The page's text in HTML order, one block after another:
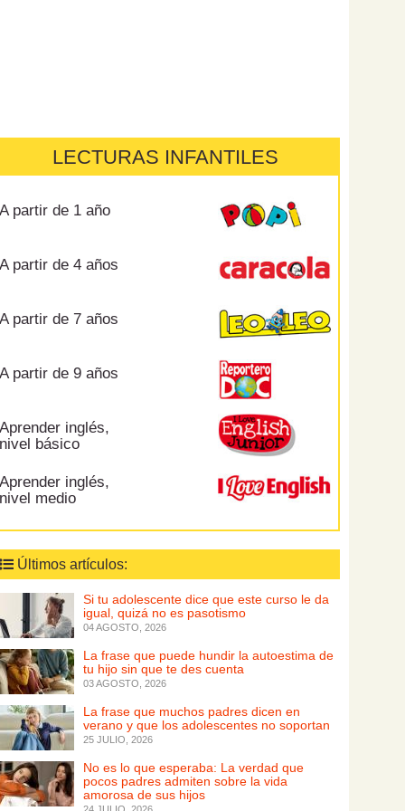
LECTURAS INFANTILES
A partir de 1 año
A partir de 4 años
A partir de 7 años
A partir de 9 años
Aprender inglés,
nivel básico
Aprender inglés,
nivel medio
Últimos artículos:
Si tu adolescente dice que este curso le da
igual, quizá no es pasotismo
04 AGOSTO, 2026
La frase que puede hundir la autoestima de
tu hijo sin que te des cuenta
03 AGOSTO, 2026
La frase que muchos padres dicen en
verano y que los adolescentes no soportan
25 JULIO, 2026
No es lo que esperaba: La verdad que
pocos padres admiten sobre la vida
amorosa de sus hijos